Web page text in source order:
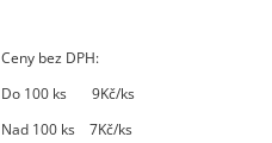
Ceny bez DPH:
Do 100 ks 9Kč/ks
Nad 100 ks 7Kč/ks